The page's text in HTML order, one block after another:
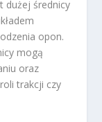
dużej średnicy
opon.
mogą
oraz
trakcji czy